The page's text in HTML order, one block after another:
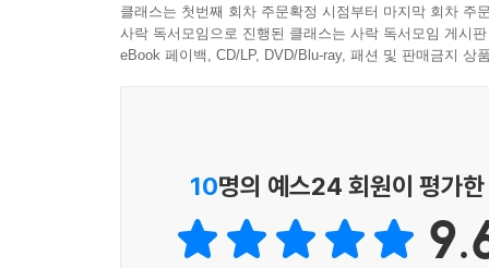
오랜 기간 전해 내려오면서 모두가 친근하게 느
사춘기 어린이까지 폭넓은 독자를 품을 수 있는 그
정현주 화가는 우리가 사는 세상과는 다른, 이
잿빛의 승복 천 조각부터 면, 레이스, 모시, 실
클래스는 첫번째 회차 주문확정 시점부터 마지막 회차 주
사락 독서모임으로 진행된 클래스는 사락 독서모임 게시
eBook 페이백, CD/LP, DVD/Blu-ray, 패션 및 판매금지 상
10명의 예스24 회원이 평가